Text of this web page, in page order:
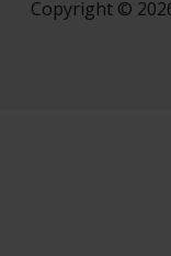
Copyright ©